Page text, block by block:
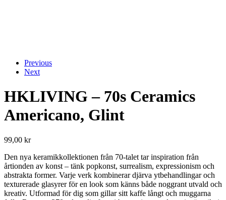
Previous
Next
HKLIVING – 70s Ceramics
Americano, Glint
99,00 kr
Den nya keramikkollektionen från 70-talet tar inspiration från
årtionden av konst – tänk popkonst, surrealism, expressionism och
abstrakta former. Varje verk kombinerar djärva ytbehandlingar och
texturerade glasyrer för en look som känns både noggrant utvald och
kreativ. Utformad för dig som gillar sitt kaffe långt och muggarna